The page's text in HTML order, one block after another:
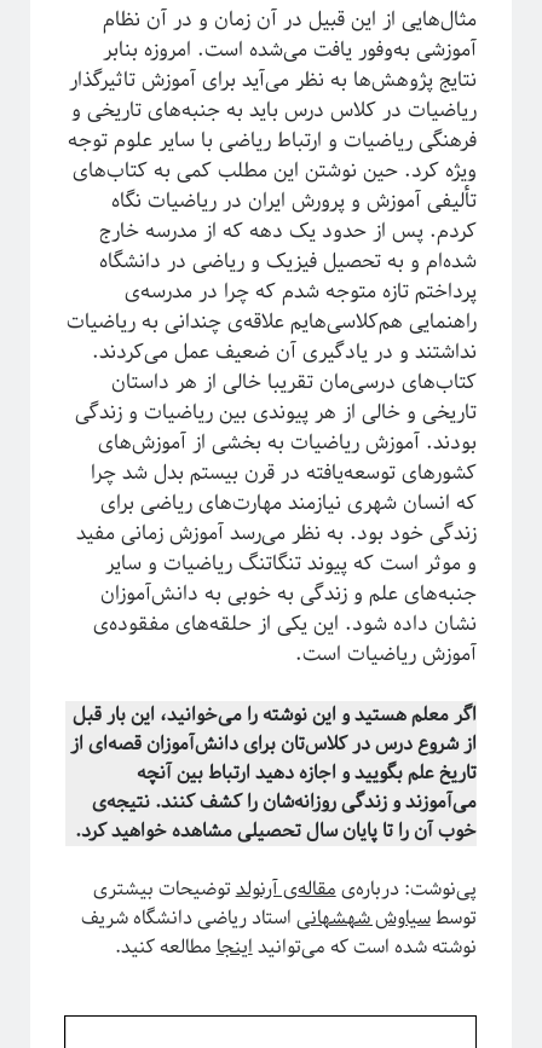
رادیوفیزیک
روایتگری در علم
ریاضی
زندگی علمی
سایر
سخن اندیشمندان
سیستم‌های پیچیده
سینما
شبه علم
شبکه‌های پیچیده
علوم اعصاب
فلسفه علم
فوتونیک
فیزیک
فیزیک اتمی-مولکولی
فیزیک بنیادی
فیزیک زیستی
فیزیک هسته‌ای
فیزیکدانان ایرانی
ماده چگال
معرفی کتاب
مکانیک آماری
هوش مصنوعی
چندرسانه
کرونا
کوانتوم
کیهان شناسی
اطلاعات
خوراک دیدگاه‌ها
مثال‌هایی از این قبیل در آن زمان و در آن نظام
آموزشی به‌وفور یافت می‌شده است. امروزه بنابر
نتایج پژوهش‌ها به نظر می‌آید برای آموزش تاثیرگذار
ریاضیات در کلاس درس باید به جنبه‌های تاریخی و
فرهنگی ریاضیات و ارتباط ریاضی با سایر علوم توجه
ویژه کرد. حین نوشتن این مطلب کمی به کتاب‌های
تألیفی آموزش و پرورش ایران در ریاضیات نگاه
کردم. پس از حدود یک دهه که از مدرسه خارج
شده‌ام و به تحصیل فیزیک و ریاضی در دانشگاه
پرداختم تازه متوجه شدم که چرا در مدرسه‌ی
راهنمایی هم‌کلاسی‌هایم علاقه‌ی چندانی به ریاضیات
نداشتند و در یادگیری آن ضعیف عمل می‌کردند.
کتاب‌های درسی‌مان تقریبا خالی از هر داستان
تاریخی و خالی از هر پیوندی بین ریاضیات و زندگی
بودند. آموزش ریاضیات به بخشی از آموزش‌های
کشورهای توسعه‌یافته در قرن بیستم بدل شد چرا
که انسان شهری نیازمند مهارت‌های ریاضی برای
زندگی خود بود. به نظر می‌رسد آموزش زمانی مفید
و موثر است که پیوند تنگاتنگ ریاضیات و سایر
جنبه‌های علم و زندگی به خوبی به دانش‌آموزان
نشان داده شود. این یکی از حلقه‌های مفقوده‌ی
آموزش ریاضیات است.
اگر معلم هستید و این نوشته را می‌خوانید، این بار قبل
از شروع درس در کلاس‌تان برای دانش‌آموزان قصه‌ای از
تاریخ علم بگویید و اجازه دهید ارتباط بین آنچه
می‌آموزند و زندگی روزانه‌شان را کشف کنند. نتیجه‌ی
خوب آن را تا پایان سال تحصیلی مشاهده خواهید کرد.
پی‌نوشت: درباره‌یمقاله‌ی آرنولدتوضیحات بیشتری
توسطسیاوش شهشهانیاستاد ریاضی دانشگاه شریف
نوشته شده است که می‌توانیداینجامطالعه کنید.